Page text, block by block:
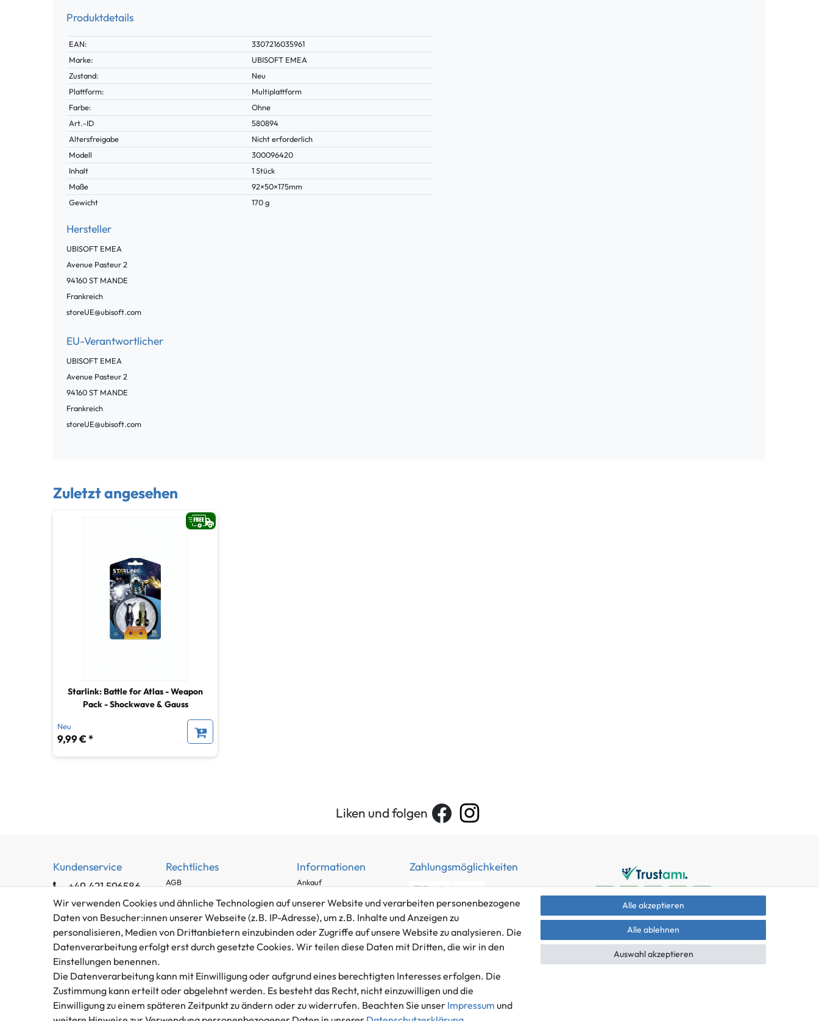
Produktdetails
Technisches
Merkmal
Wert
EAN:
3307216035961
Marke:
UBISOFT EMEA
Zustand:
Neu
Plattform:
Multiplattform
Farbe:
Ohne
Technisches
Merkmal
Wert
Art.-ID
580894
Altersfreigabe
Nicht erforderlich
Modell
300096420
Inhalt
1 Stück
Maße
92×50×175mm
Gewicht
170 g
Hersteller
UBISOFT EMEA
Avenue Pasteur2
94160ST MANDE
Frankreich
storeUE@ubisoft.com
EU-Verantwortlicher
UBISOFT EMEA
Avenue Pasteur2
94160ST MANDE
Frankreich
storeUE@ubisoft.com
Zuletzt angesehen
Starlink: Battle for Atlas - Weapon
Pack - Shockwave & Gauss
Neu
9,99 € *
Liken und folgen
Kundenservice
+49 421 596586
Mo. - Fr. 9 - 16 Uhr
info@gameworld.de
Kontaktformular
Rechtliches
AGB
Impressum
Datenschutzerklärung
Barrierefreiheitserklärung
Widerrufs­recht
Informationen
Ankauf
Häufig gestellte Fragen
Zahlung und Versand
Batterieentsorgung
Zahlungsmöglichkeiten
Mitglied im Händlerbund
Versand innerhalb Deutschlands.
Wir verwenden Cookies und ähnliche Technologien auf unserer Website und verarbeiten personenbezogene
Daten von Besucher:innen unserer Webseite (z.B. IP-Adresse), um z.B. Inhalte und Anzeigen zu
personalisieren, Medien von Drittanbietern einzubinden oder Zugriffe auf unsere Website zu analysieren. Die
Datenverarbeitung erfolgt erst durch gesetzte Cookies. Wir teilen diese Daten mit Dritten, die wir in den
Einstellungen benennen.
Die Datenverarbeitung kann mit Einwilligung oder aufgrund eines berechtigten Interesses erfolgen. Die
Zustimmung kann erteilt oder abgelehnt werden. Es besteht das Recht, nicht einzuwilligen und die
Einwilligung zu einem späteren Zeitpunkt zu ändern oder zu widerrufen. Beachten Sie unser Impressum und
Alle akzeptieren
Alle ablehnen
Auswahl akzeptieren